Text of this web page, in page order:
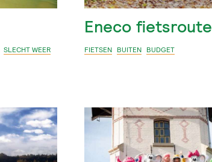
SLECHT WEER
Eneco fietsroute
FIETSEN BUITEN BUDGET